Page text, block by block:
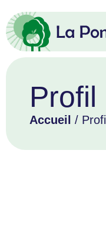
Profil
Accueil / Profil